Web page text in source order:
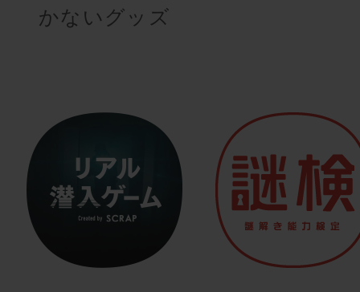
かないグッズ